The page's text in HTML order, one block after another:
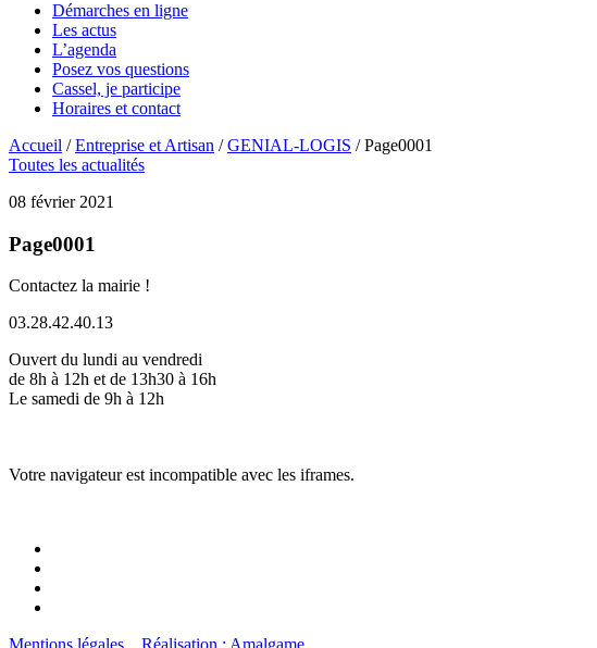
Démarches en ligne
Les actus
L’agenda
Posez vos questions
Cassel, je participe
Horaires et contact
Accueil /Entreprise et Artisan /GENIAL-LOGIS /Page0001
Toutes les actualités
08 février 2021
Page0001
Contactez la mairie !
03.28.42.40.13
Ouvert du lundi au vendredi
de 8h à 12h et de 13h30 à 16h
Le samedi de 9h à 12h
Votre navigateur est incompatible avec les iframes.